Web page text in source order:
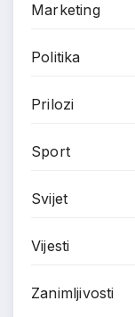
Marketing
Politika
Prilozi
Sport
Svijet
Vijesti
Zanimljivosti